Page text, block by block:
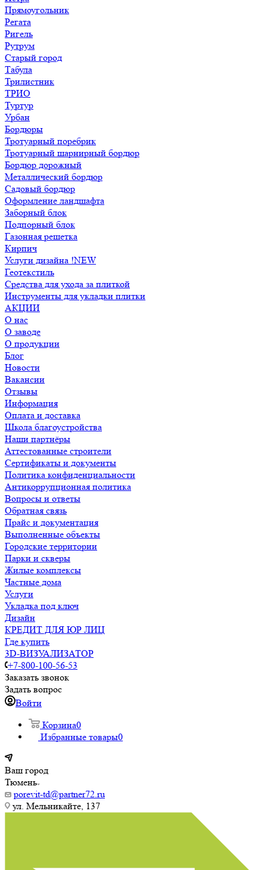
Прямоугольник
Регата
Ригель
Рутрум
Старый город
Табула
Трилистник
ТРИО
Туртур
Урбан
Бордюры
Тротуарный поребрик
Тротуарный шарнирный бордюр
Бордюр дорожный
Металлический бордюр
Садовый бордюр
Оформление ландшафта
Заборный блок
Подпорный блок
Газонная решетка
Кирпич
Услуги дизайна !NEW
Геотекстиль
Средства для ухода за плиткой
Инструменты для укладки плитки
АКЦИИ
О нас
О заводе
О продукции
Блог
Новости
Вакансии
Отзывы
Информация
Оплата и доставка
Школа благоустройства
Наши партнёры
Аттестованные строители
Сертификаты и документы
Политика конфиденциальности
Антикоррупционная политика
Вопросы и ответы
Обратная связь
Прайс и документация
Выполненные объекты
Городские территории
Парки и скверы
Жилые комплексы
Частные дома
Услуги
Укладка под ключ
Дизайн
КРЕДИТ ДЛЯ ЮР ЛИЦ
Где купить
3D-ВИЗУАЛИЗАТОР
+7-800-100-56-53
Заказать звонок
Задать вопрос
Войти
Корзина0
Избранные товары0
Ваш город
Тюмень
porevit-td@partner72.ru
ул. Мельникайте, 137